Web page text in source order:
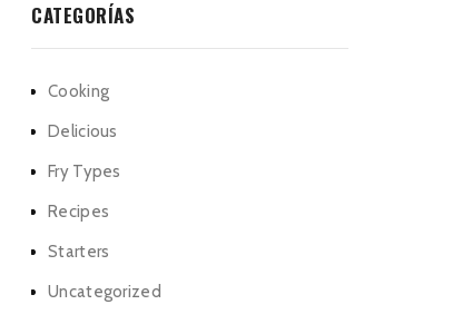
CATEGORÍAS
Cooking
Delicious
Fry Types
Recipes
Starters
Uncategorized